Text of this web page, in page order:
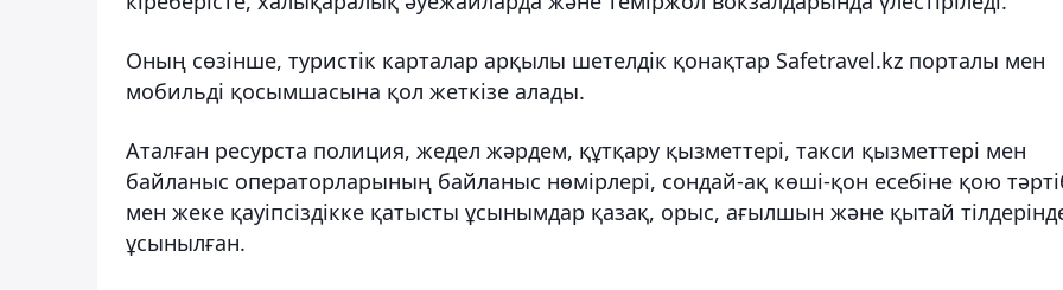
Оның сөзінше, туристік карталар арқылы шетелдік қонақтар Safetravel.kz порталы мен
мобильді қосымшасына қол жеткізе алады.
Аталған ресурста полиция, жедел жәрдем, құтқару қызметтері, такси қызметтері мен
байланыс операторларының байланыс нөмірлері, сондай-ақ көші-қон есебіне қою
мен жеке қауіпсіздікке қатысты ұсынымдар қазақ, орыс, ағылшын және қытай
ұсынылған.